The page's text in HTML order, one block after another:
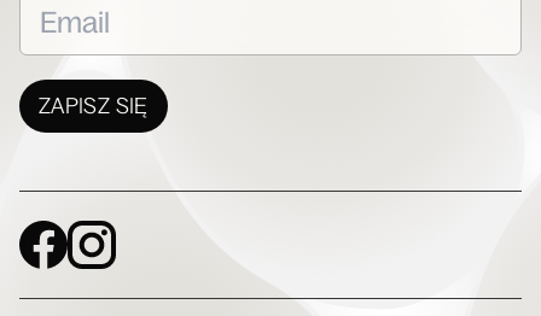
ZAPISZ SIĘ
Social Media